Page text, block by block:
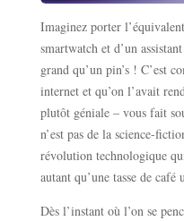
Imaginez porter
smartwatch et d’un
grand qu’un pin’s ! C’est
internet et qu’on l’avait
plutôt géniale – vous fait
n’est pas de la science-
révolution technologique
autant qu’une tasse de
Dès l’instant où l’on se